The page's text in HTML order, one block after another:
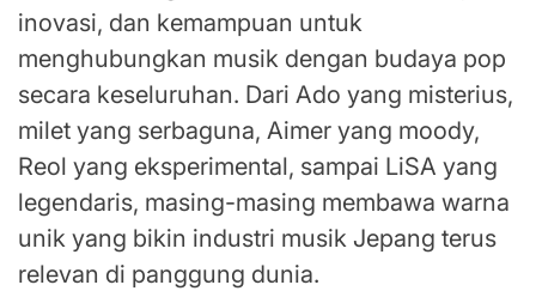
inovasi, dan kemampuan untuk
menghubungkan musik dengan budaya pop
secara keseluruhan. Dari Ado yang misterius,
milet yang serbaguna, Aimer yang moody,
Reol yang eksperimental, sampai LiSA yang
legendaris, masing-masing membawa warna
unik yang bikin industri musik Jepang terus
relevan di panggung dunia.